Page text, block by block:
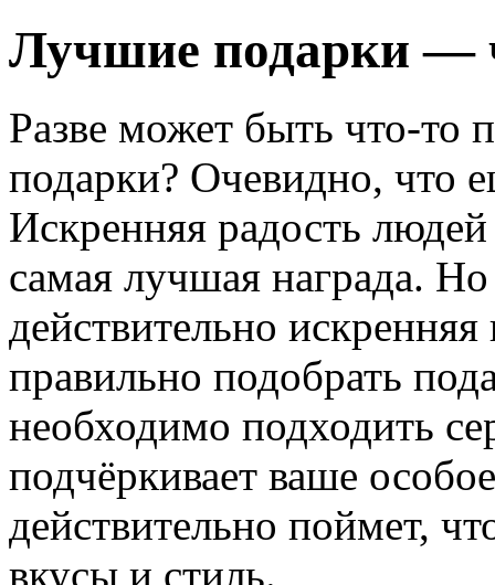
Лучшие подарки —
Разве может быть что-то
подарки? Очевидно, что
Искренняя радость
самая лучшая награда.
действительно
правильно подобрать
необходимо подходить
подчёркивает ваше
действительно поймет,
вкусы и стиль.